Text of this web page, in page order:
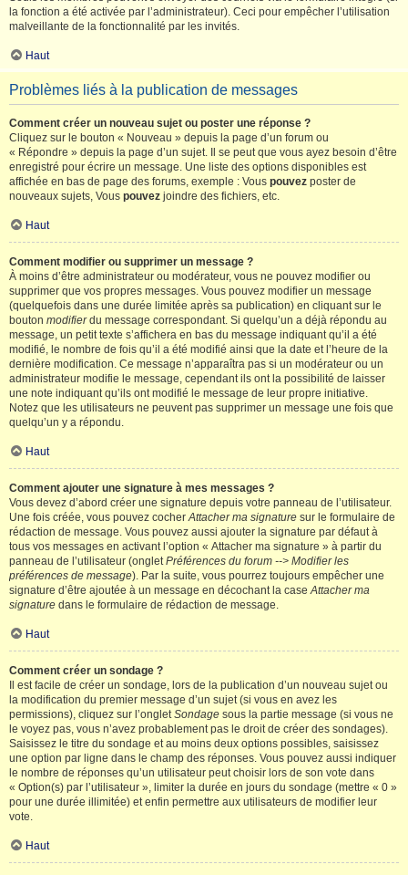
la fonction a été activée par l’administrateur). Ceci pour empêcher l’utilisation
malveillante de la fonctionnalité par les invités.
Haut
Problèmes liés à la publication de messages
Comment créer un nouveau sujet ou poster une réponse ?
Cliquez sur le bouton « Nouveau » depuis la page d’un forum ou
« Répondre » depuis la page d’un sujet. Il se peut que vous ayez besoin d’être
enregistré pour écrire un message. Une liste des options disponibles est
affichée en bas de page des forums, exemple : Vous pouvez poster de
nouveaux sujets, Vous pouvez joindre des fichiers, etc.
Haut
Comment modifier ou supprimer un message ?
À moins d’être administrateur ou modérateur, vous ne pouvez modifier ou
supprimer que vos propres messages. Vous pouvez modifier un message
(quelquefois dans une durée limitée après sa publication) en cliquant sur le
bouton modifierdu message correspondant. Si quelqu’un a déjà répondu au
message, un petit texte s’affichera en bas du message indiquant qu’il a été
modifié, le nombre de fois qu’il a été modifié ainsi que la date et l’heure de la
dernière modification. Ce message n’apparaîtra pas si un modérateur ou un
administrateur modifie le message, cependant ils ont la possibilité de laisser
une note indiquant qu’ils ont modifié le message de leur propre initiative.
Notez que les utilisateurs ne peuvent pas supprimer un message une fois que
quelqu’un y a répondu.
Haut
Comment ajouter une signature à mes messages ?
Vous devez d’abord créer une signature depuis votre panneau de l’utilisateur.
Une fois créée, vous pouvez cocherAttacher ma signature sur le formulaire de
rédaction de message. Vous pouvez aussi ajouter la signature par défaut à
tous vos messages en activant l’option « Attacher ma signature » à partir du
panneau de l’utilisateur (ongletPréférences du forum --> Modifier les
préférences de message). Par la suite, vous pourrez toujours empêcher une
signature d’être ajoutée à un message en décochant la caseAttacher ma
signature dans le formulaire de rédaction de message.
Haut
Comment créer un sondage ?
Il est facile de créer un sondage, lors de la publication d’un nouveau sujet ou
la modification du premier message d’un sujet (si vous en avez les
permissions), cliquez sur l’ongletSondage sous la partie message (si vous ne
le voyez pas, vous n’avez probablement pas le droit de créer des sondages).
Saisissez le titre du sondage et au moins deux options possibles, saisissez
une option par ligne dans le champ des réponses. Vous pouvez aussi indiquer
le nombre de réponses qu’un utilisateur peut choisir lors de son vote dans
« Option(s) par l’utilisateur », limiter la durée en jours du sondage (mettre « 0 »
pour une durée illimitée) et enfin permettre aux utilisateurs de modifier leur
vote.
Haut